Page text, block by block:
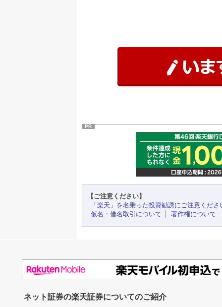
PR
【ご注意ください】
「楽天」を名乗った投資勧誘にご注意くださ
仮名・借名取引について
著作権について
ネット証券の楽天証券についてのご紹介